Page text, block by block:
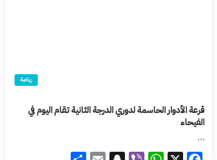
رياضة
قرعة الأدوار الحاسمة لدوري الدرجة الثانية تقام اليوم في
الفيحاء
…